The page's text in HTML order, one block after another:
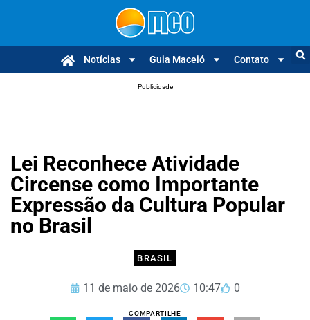
Notícias Guia Maceió Contato
Publicidade
Lei Reconhece Atividade
Circense como Importante
Expressão da Cultura Popular
no Brasil
BRASIL
11 de maio de 2026 10:47 0
COMPARTILHE